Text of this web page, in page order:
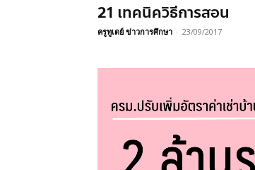
21 เทคนิควิธีการสอน
ครูทูเดย์ ข่าวการศึกษา - 23/09/2017